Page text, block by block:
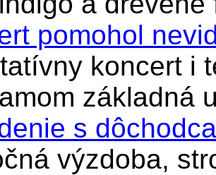
pomohol
koncert i
základná
s
výzdoba,